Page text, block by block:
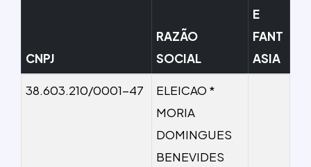
CNPJ
RAZÃO
SOCIAL
E
FANT
ASIA
38.603.210/0001-47
ELEICAO *
MORIA
DOMINGUES
BENEVIDES